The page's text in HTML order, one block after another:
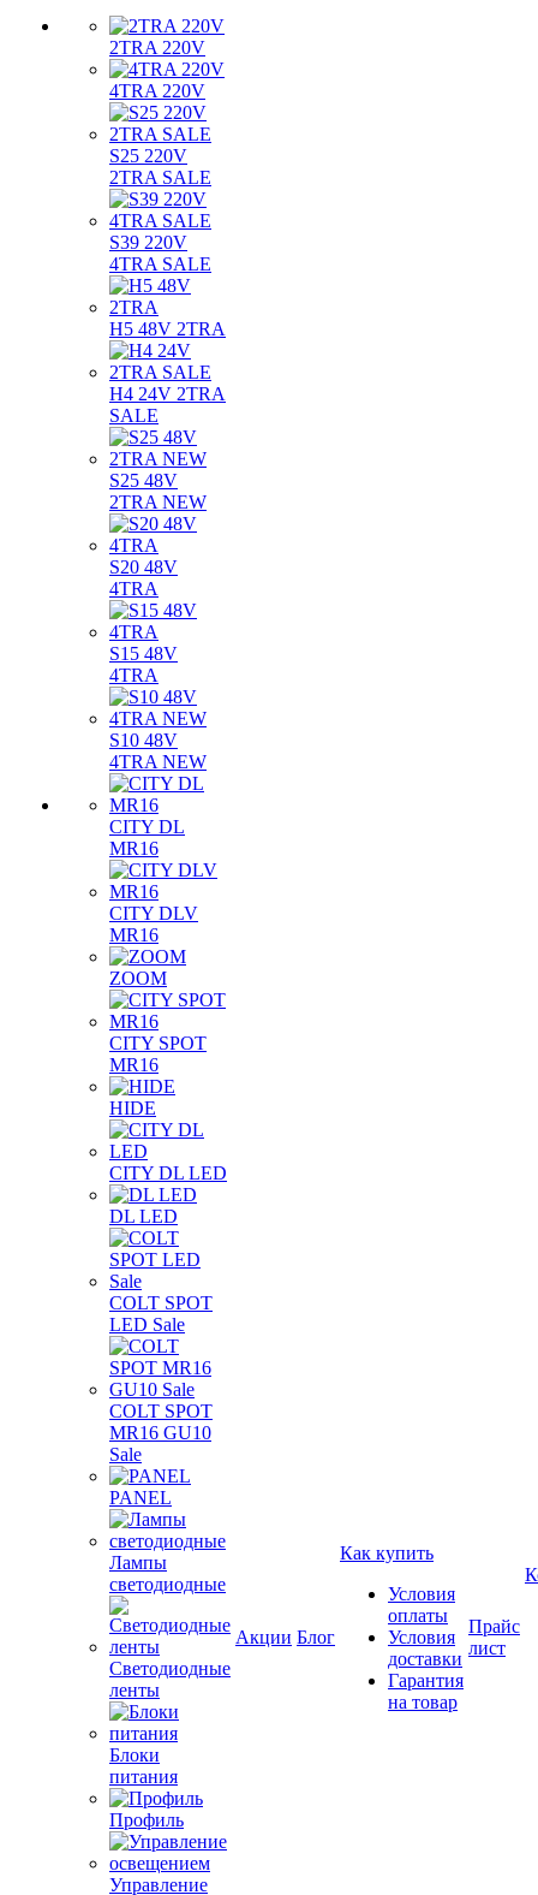
2TRA 220V
4TRA 220V
S25 220V
2TRA SALE
S39 220V
4TRA SALE
H5 48V 2TRA
H4 24V 2TRA
SALE
S25 48V
2TRA NEW
S20 48V
4TRA
S15 48V
4TRA
S10 48V
4TRA NEW
CITY DL
MR16
CITY DLV
MR16
ZOOM
CITY SPOT
MR16
HIDE
CITY DL LED
DL LED
COLT SPOT
LED Sale
COLT SPOT
MR16 GU10
Sale
PANEL
Лампы
светодиодные
Светодиодные
ленты
Блоки
питания
Профиль
Управление
Акции Блог
Как купить
Условия
оплаты
Условия
доставки
Гарантия
на товар
Прайс
лист